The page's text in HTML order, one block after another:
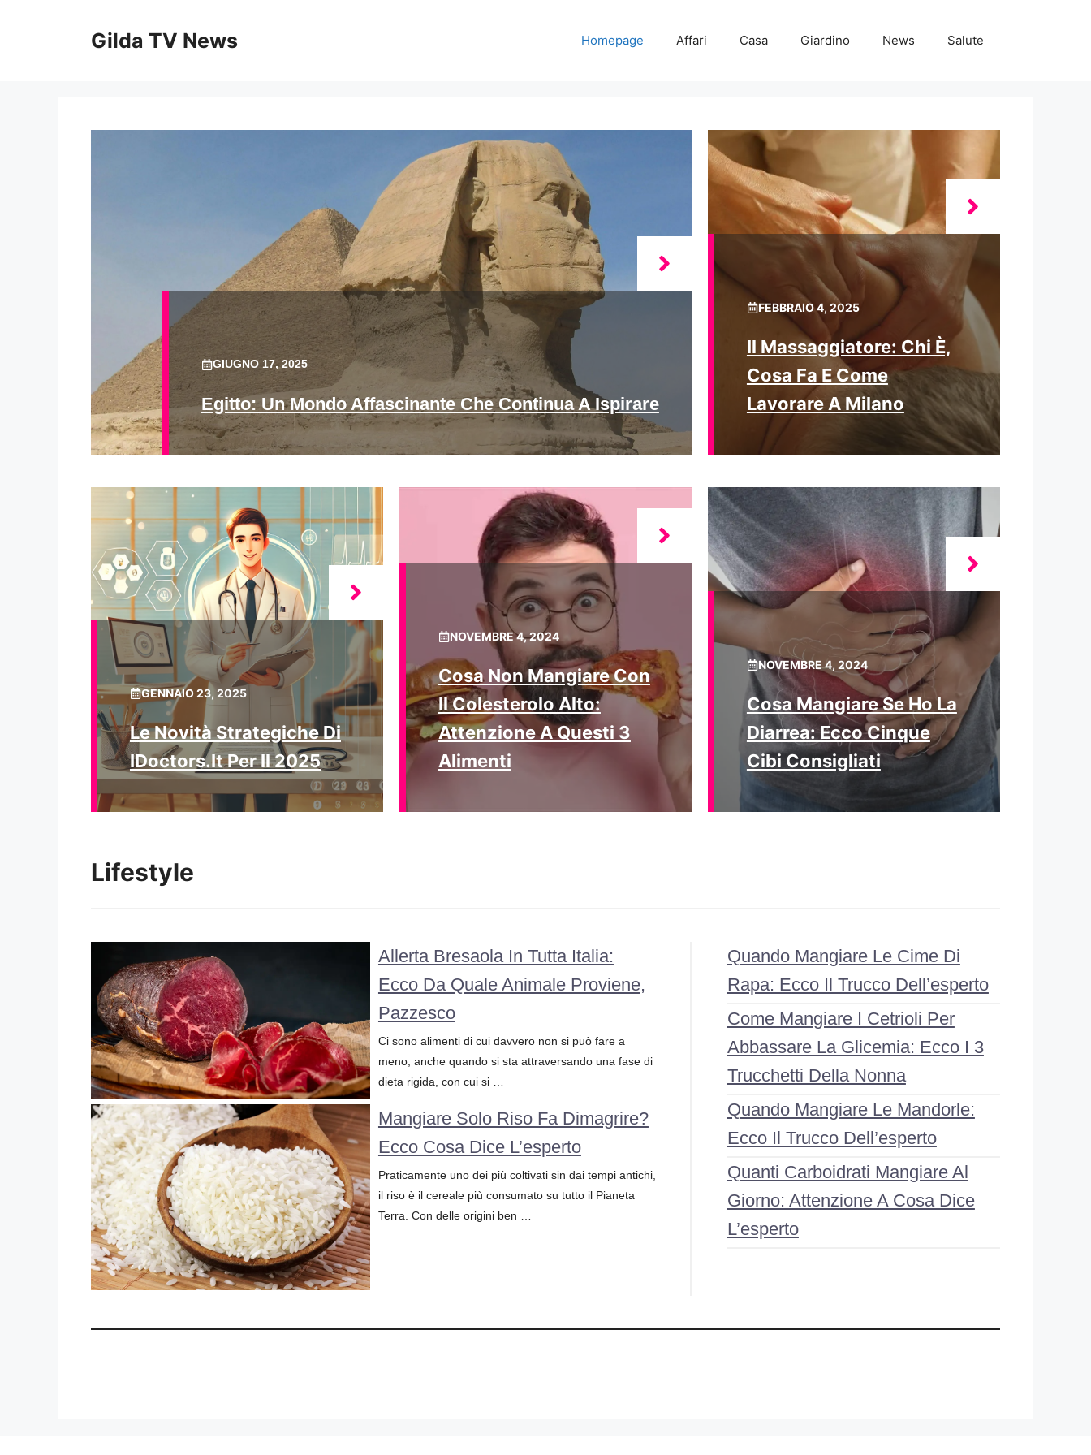
Gilda TV News Homepage Affari Casa Giardino News Salute
GIUGNO 17, 2025
Egitto: Un Mondo Affascinante Che Continua A Ispirare
FEBBRAIO 4, 2025
Il Massaggiatore: Chi È,
Cosa Fa E Come
Lavorare A Milano
GENNAIO 23, 2025
Le Novità Strategiche Di
IDoctors.it Per Il 2025
NOVEMBRE 4, 2024
Cosa Non Mangiare Con
Il Colesterolo Alto:
Attenzione A Questi 3
Alimenti
NOVEMBRE 4, 2024
Cosa Mangiare Se Ho La
Diarrea: Ecco Cinque
Cibi Consigliati
Lifestyle
Allerta Bresaola In Tutta Italia:
Ecco Da Quale Animale Proviene,
Pazzesco
Ci sono alimenti di cui davvero non si può fare a
meno, anche quando si sta attraversando una fase di
dieta rigida, con cui si …
Mangiare Solo Riso Fa Dimagrire?
Ecco Cosa Dice L’esperto
Praticamente uno dei più coltivati sin dai tempi antichi,
il riso è il cereale più consumato su tutto il Pianeta
Terra. Con delle origini ben …
Quando Mangiare Le Cime Di
Rapa: Ecco Il Trucco Dell’esperto
Come Mangiare I Cetrioli Per
Abbassare La Glicemia: Ecco I 3
Trucchetti Della Nonna
Quando Mangiare Le Mandorle:
Ecco Il Trucco Dell’esperto
Quanti Carboidrati Mangiare Al
Giorno: Attenzione A Cosa Dice
L’esperto